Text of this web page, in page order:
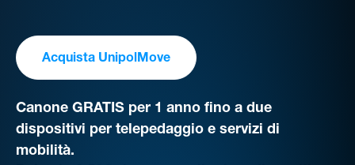
Acquista UnipolMove
Canone GRATIS per 1 anno fino a due
dispositivi per telepedaggio e servizi di
mobilità.